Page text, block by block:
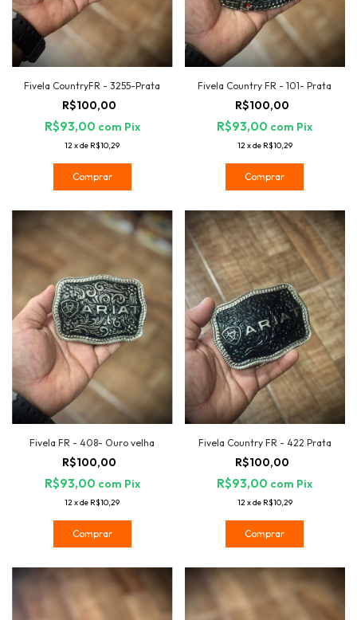
Fivela CountryFR - 3255-Prata
R$100,00
R$93,00 com Pix
12xde R$10,29
Comprar
Fivela Country FR - 101- Prata
R$100,00
R$93,00 com Pix
12xde R$10,29
Comprar
Fivela FR - 408- Ouro velha
R$100,00
R$93,00 com Pix
12xde R$10,29
Comprar
Fivela Country FR - 422 Prata
R$100,00
R$93,00 com Pix
12xde R$10,29
Comprar